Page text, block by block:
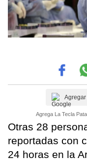
Agrega La Tecla
Otras 28
reportadas con
24 horas en la